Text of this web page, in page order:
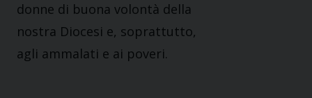
donne di buona volontà della
nostra Diocesi e, soprattutto,
agli ammalati e ai poveri.